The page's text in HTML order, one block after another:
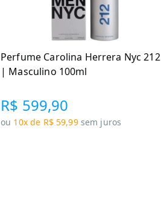
Perfume Carolina Herrera Nyc 212
| Masculino 100ml
R$ 599,90
ou 10x de R$ 59,99 sem juros